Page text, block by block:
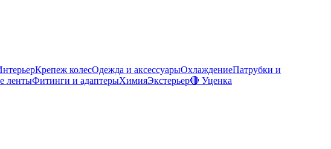
Крепеж колесОдежда и аксессуарыОхлаждениеПатрубки и
лентыФитинги и адаптерыХимияЭкстерьер🔴 Уценка